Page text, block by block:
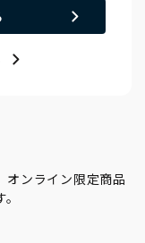
オンライン限定商品